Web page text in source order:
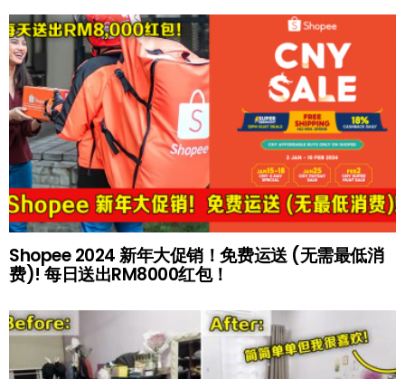
Shopee 2024 新年大促销！免费运送 (无需最低消
费)! 每日送出RM8000红包！